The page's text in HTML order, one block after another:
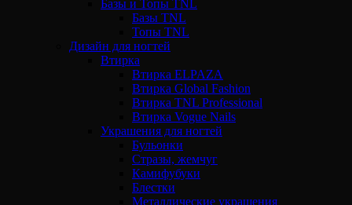
Базы и Топы TNL
Базы TNL
Топы TNL
Дизайн для ногтей
Втирка
Втирка ELPAZA
Втирка Global Fashion
Втирка TNL Professional
Втирка Vogue Nails
Украшения для ногтей
Бульонки
Стразы, жемчуг
Камифубуки
Блестки
Металлические украшения